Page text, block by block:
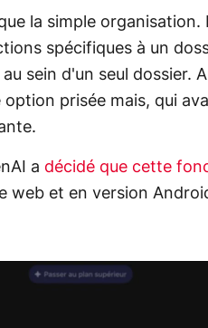
la simple organisation.
spécifiques à un
sein d'un seul dossier.
prisée mais, qui
a décidé que cette
web et en version